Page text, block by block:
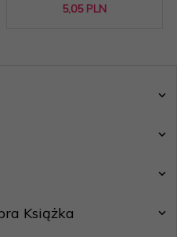
5,05 PLN
Książka